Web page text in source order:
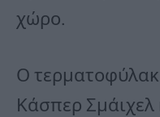
χώρο.
Ο
Κάσπερ Σμάιχελ